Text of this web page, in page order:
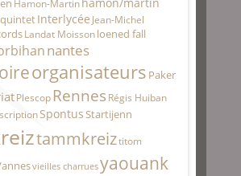
Hamon-Martin
Interlycée Jean-Michel
Landat Moisson loened fall
nantes
organisateurs Paker
Plescop Rennes Régis Huiban
SpontusStartijenn
tammkreiztitom
vieilles charruesyaouank